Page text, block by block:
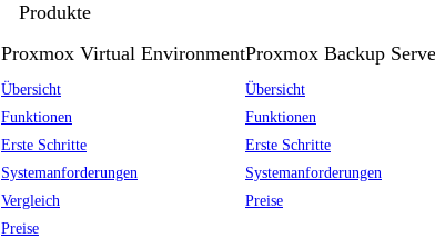
Produkte
Proxmox Virtual Environment
Übersicht
Funktionen
Erste Schritte
Systemanforderungen
Vergleich
Preise
Proxmox Backup
Übersicht
Funktionen
Erste Schritte
Systemanforderungen
Preise